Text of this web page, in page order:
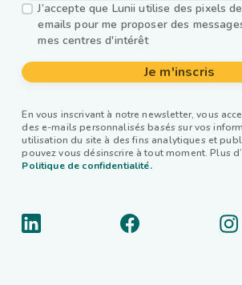
J’accepte que Lunii utilise des pixels
emails pour me proposer des
mes centres d'intérêt
Je m'inscris
En vous inscrivant à notre newsletter, vous
des e-mails personnalisés basés sur vos
utilisation du site à des fins analytiques et
pouvez vous désinscrire à tout moment. Plus
Politique de confidentialité.